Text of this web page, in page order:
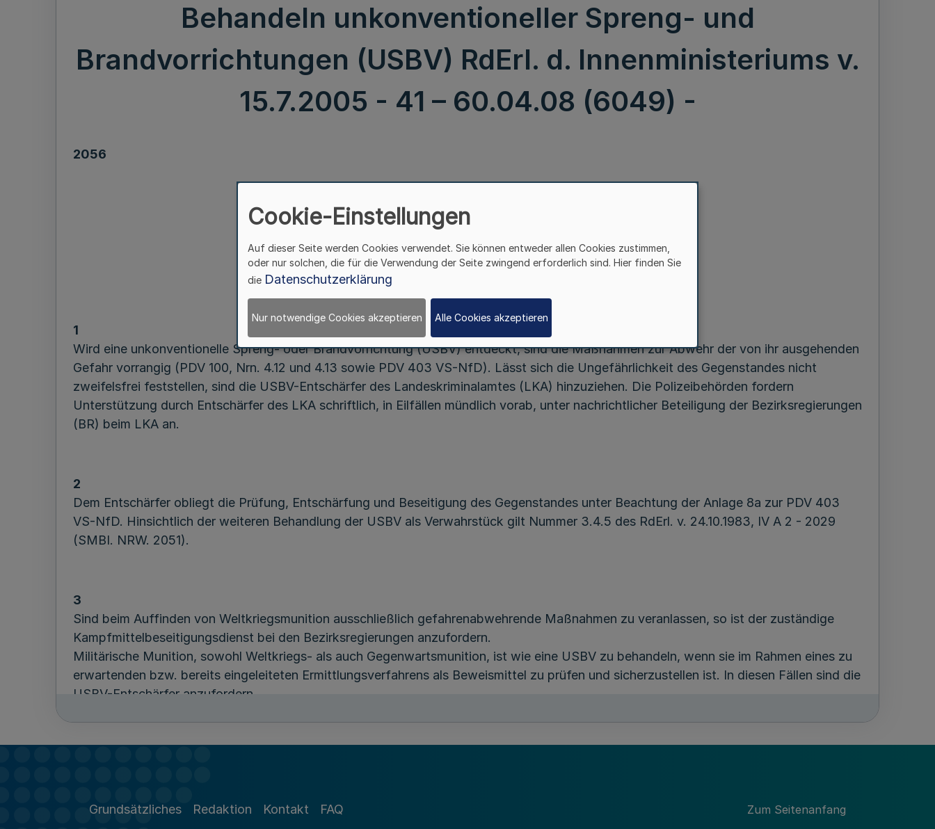
Behandeln unkonventioneller Spreng- und
Brandvorrichtungen (USBV) RdErl. d. Innenministeriums v.
15.7.2005 - 41 – 60.04.08 (6049) -
2056
Behandeln unkonventioneller Spreng- und Brandvorrichtungen (USBV)
RdErl. d. Innenministeriums v. 15.7.2005
- 41 – 60.04.08 (6049) -
1
Wird eine unkonventionelle Spreng- oder Brandvorrichtung (USBV) entdeckt, sind die Maßnahmen zur Abwehr der von ihr ausgehenden
Gefahr vorrangig (PDV 100, Nrn. 4.12 und 4.13 sowie PDV 403 VS-NfD). Lässt sich die Ungefährlichkeit des Gegenstandes nicht
zweifelsfrei feststellen, sind die USBV-Entschärfer des Landeskriminalamtes (LKA) hinzuziehen. Die Polizeibehörden fordern
Unterstützung durch Entschärfer des LKA schriftlich, in Eilfällen mündlich vorab, unter nachrichtlicher Beteiligung der Bezirksregierungen
(BR) beim LKA an.
2
Dem Entschärfer obliegt die Prüfung, Entschärfung und Beseitigung des Gegenstandes unter Beachtung der Anlage 8a zur PDV 403
VS-NfD. Hinsichtlich der weiteren Behandlung der USBV als Verwahrstück gilt Nummer 3.4.5 des RdErl. v. 24.10.1983, IV A 2 - 2029
(SMBI. NRW. 2051).
3
Sind beim Auffinden von Weltkriegsmunition ausschließlich gefahrenabwehrende Maßnahmen zu veranlassen, so ist der zuständige
Kampfmittelbeseitigungsdienst bei den Bezirksregierungen anzufordern.
Militärische Munition, sowohl Weltkriegs- als auch Gegenwartsmunition, ist wie eine USBV zu behandeln, wenn sie im Rahmen eines zu
erwartenden bzw. bereits eingeleiteten Ermittlungsverfahrens als Beweismittel zu prüfen und sicherzustellen ist. In diesen Fällen sind die
USBV-Entschärfer anzufordern.
Bedeutung“ (Anl. 11 der PDV 131 VS-NfD, PDV 132 VS-NfD und PDV 133 VS-NfD) zu beachten.
Grundsätzliches Redaktion Kontakt FAQ Zum Seitenanfang
Cookie-Einstellungen
Auf dieser Seite werden Cookies verwendet. Sie können entweder allen Cookies zustimmen,
oder nur solchen, die für die Verwendung der Seite zwingend erforderlich sind. Hier finden Sie
die Datenschutzerklärung
Nur notwendige Cookies akzeptieren Alle Cookies akzeptieren